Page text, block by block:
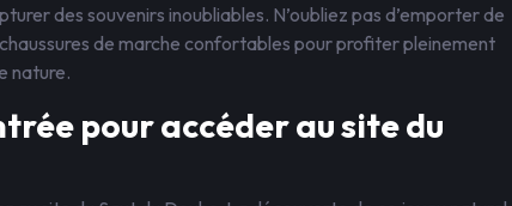
des souvenirs inoubliables. N’oubliez pas d’emporter de
de marche confortables pour profiter pleinement
nature.
pour accéder au site du